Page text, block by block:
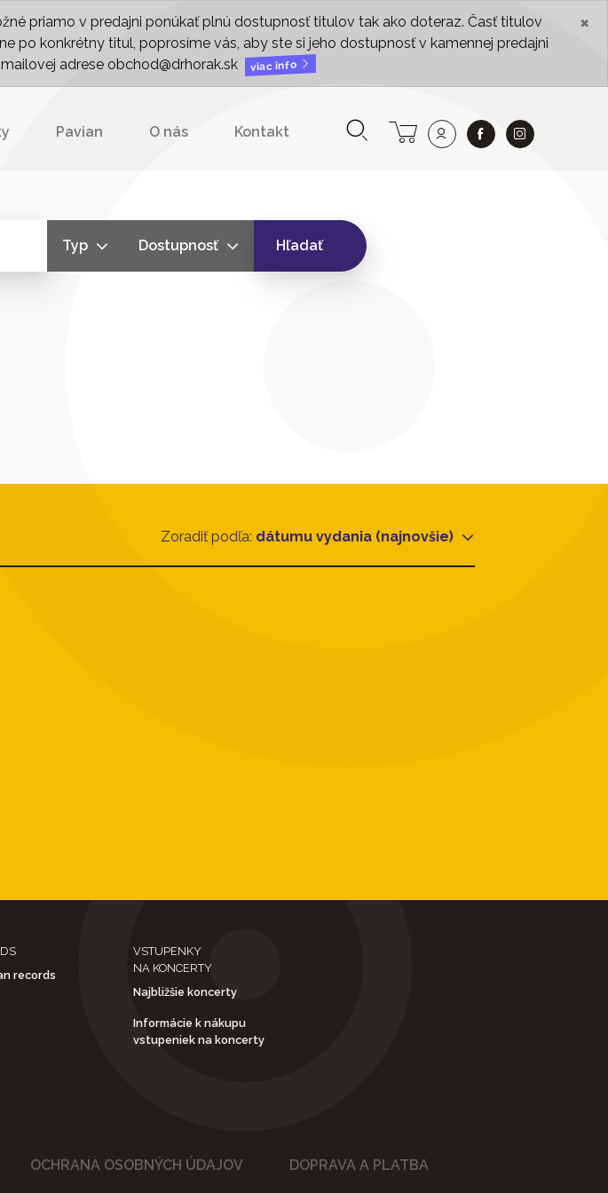
priamo v predajni ponúkať plnú dostupnosť titulov tak ako doteraz. Časť titulov
po konkrétny titul, poprosíme vás, aby ste si jeho dostupnosť v kamennej predajni
adrese obchod@drhorak.sk
viac info
×
Pavian O nás Kontakt
Typ Dostupnosť Hľadať
Zoradiť podľa: dátumu vydania (najnovšie)
records
VSTUPENKY
NA KONCERTY
Najbližšie koncerty
Informácie k nákupu
vstupeniek na koncerty
OCHRANA OSOBNÝCH ÚDAJOV DOPRAVA A PLATBA